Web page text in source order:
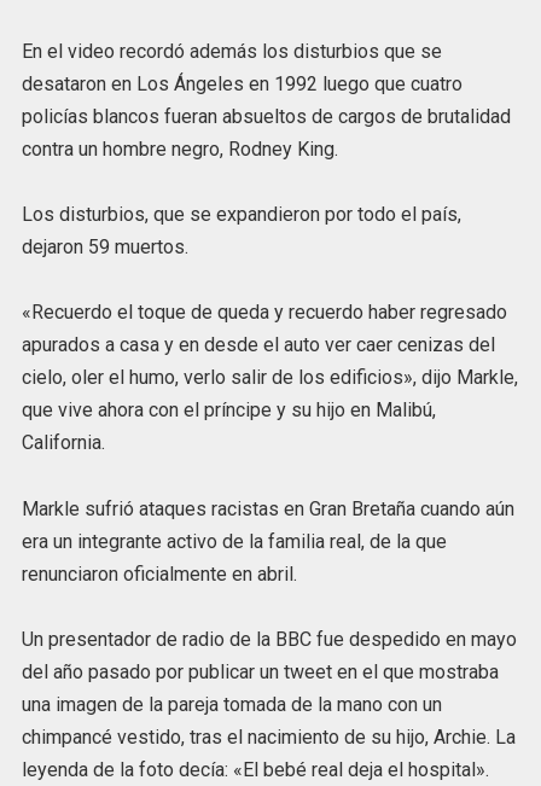
En el video recordó además los disturbios que se
desataron en Los Ángeles en 1992 luego que cuatro
policías blancos fueran absueltos de cargos de brutalidad
contra un hombre negro, Rodney King.
Los disturbios, que se expandieron por todo el país,
dejaron 59 muertos.
«Recuerdo el toque de queda y recuerdo haber regresado
apurados a casa y en desde el auto ver caer cenizas del
cielo, oler el humo, verlo salir de los edificios», dijo Markle,
que vive ahora con el príncipe y su hijo en Malibú,
California.
Markle sufrió ataques racistas en Gran Bretaña cuando aún
era un integrante activo de la familia real, de la que
renunciaron oficialmente en abril.
Un presentador de radio de la BBC fue despedido en mayo
del año pasado por publicar un tweet en el que mostraba
una imagen de la pareja tomada de la mano con un
chimpancé vestido, tras el nacimiento de su hijo, Archie. La
leyenda de la foto decía: «El bebé real deja el hospital».